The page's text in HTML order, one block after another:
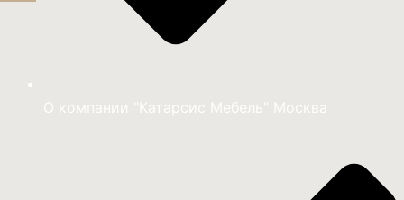
О компании "Катарсис Мебель" Москва